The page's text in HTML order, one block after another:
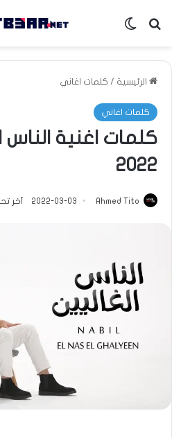
بحث عنالوضع المظلم
الرئيسية / كلمات اغاني
كلمات اغاني
كلمات اغنية الناس
2022
Ahmed Tito
2022-03-03 آخر تحديث: